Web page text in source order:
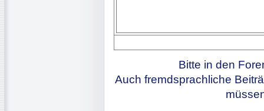
Bitte in den
Auch fremdsprachliche